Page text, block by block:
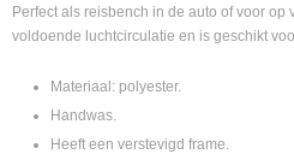
Perfect als reisbench in de auto of voor op
voldoende luchtcirculatie en is geschikt
Materiaal: polyester.
Handwas.
Heeft een verstevigd frame.